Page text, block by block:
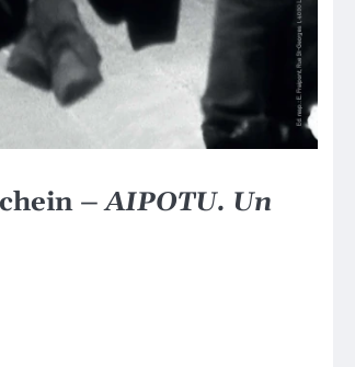
–AIPOTU. Un